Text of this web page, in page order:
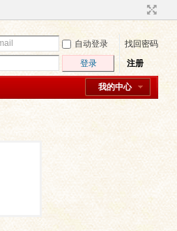
自动登录
找回密码
登录 注册
我的中心